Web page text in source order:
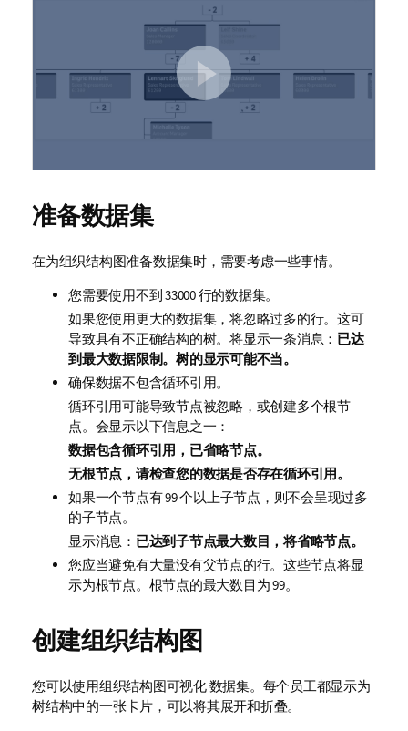
准备数据集
在为组织结构图准备数据集时，需要考虑一些事情。
您需要使用不到 33000 行的数据集。
如果您使用更大的数据集，将忽略过多的行。这可
导致具有不正确结构的树。将显示一条消息： 已达
到最大数据限制。树的显示可能不当。
确保数据不包含循环引用。
循环引用可能导致节点被忽略，或创建多个根节
点。会显示以下信息之一：
数据包含循环引用，已省略节点。
无根节点，请检查您的数据是否存在循环引用。
如果一个节点有 99 个以上子节点，则不会呈现过多
的子节点。
显示消息： 已达到子节点最大数目，将省略节点。
您应当避免有大量没有父节点的行。这些节点将显
示为根节点。根节点的最大数目为 99。
创建组织结构图
您可以使用组织结构图可视化 数据集。每个员工都显示为
树结构中的一张卡片，可以将其展开和折叠。